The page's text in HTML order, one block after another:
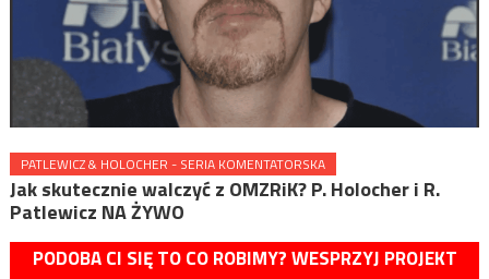
PATLEWICZ & HOLOCHER - SERIA KOMENTATORSKA
Jak skutecznie walczyć z OMZRiK? P. Holocher i R.
Patlewicz NA ŻYWO
PODOBA CI SIĘ TO CO ROBIMY? WESPRZYJ PROJEKT